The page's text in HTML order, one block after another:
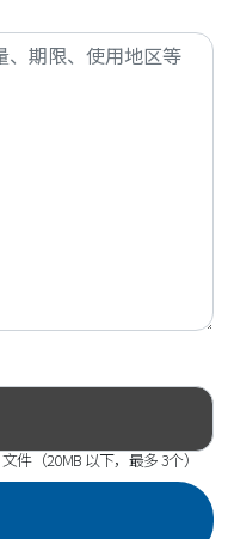
文件（20MB 以下，最多3个）